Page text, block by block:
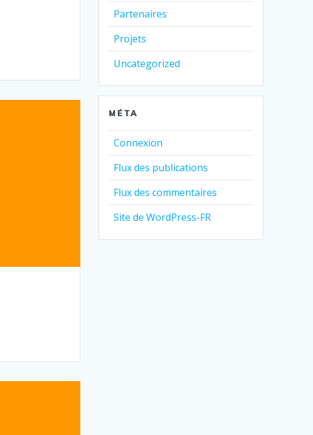
Partenaires
Projets
Uncategorized
MÉTA
Connexion
Flux des publications
Flux des commentaires
Site de WordPress-FR